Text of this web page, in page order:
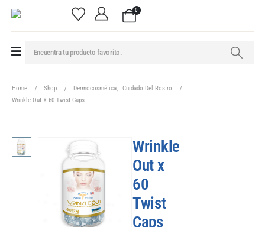
0
Home Shop Dermocosmética,
Cuidado Del Rostro
Wrinkle Out X 60 Twist Caps
Wrinkle
Out x
60
Twist
Caps